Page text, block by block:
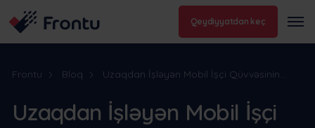
Qeydiyyatdan keç
Frontu Bloq Uzaqdan İşləyən Mobil İşçi Qüvvəsinin...
Uzaqdan İşləyən Mobil İşçi